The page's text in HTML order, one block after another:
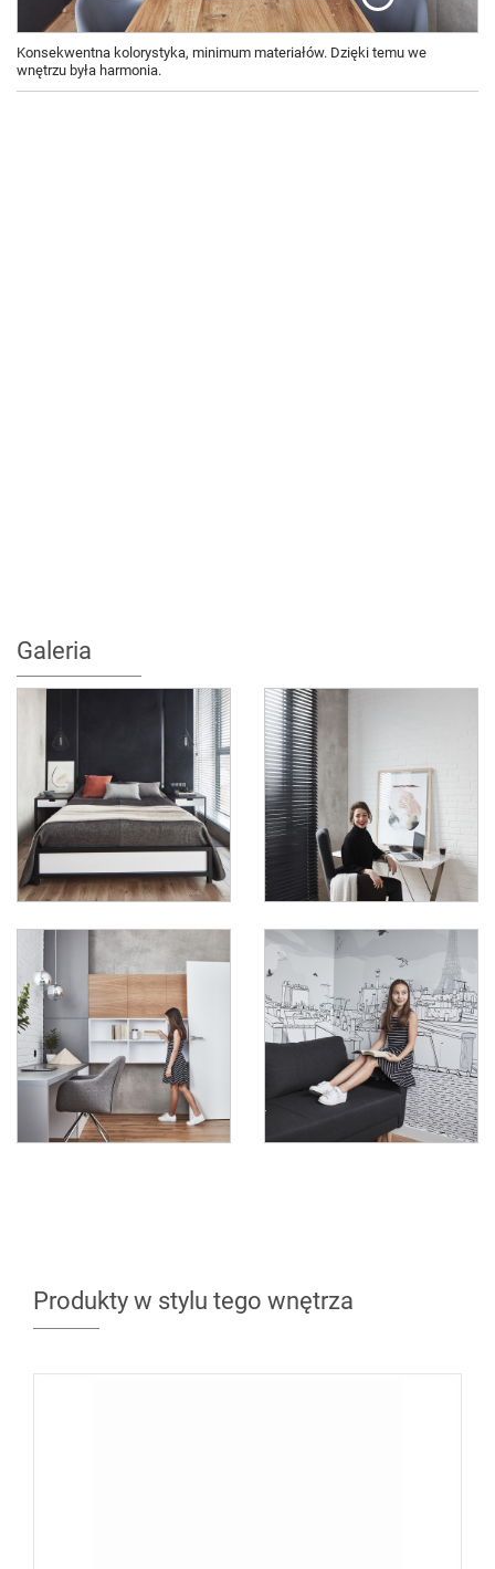
Konsekwentna kolorystyka, minimum materiałów. Dzięki temu we
wnętrzu była harmonia.
Galeria
Produkty w stylu tego wnętrza